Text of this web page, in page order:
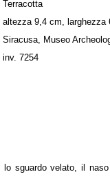
Terracotta
altezza 9,4 cm, larghezza
Siracusa, Museo
inv. 7254
lo sguardo velato, il